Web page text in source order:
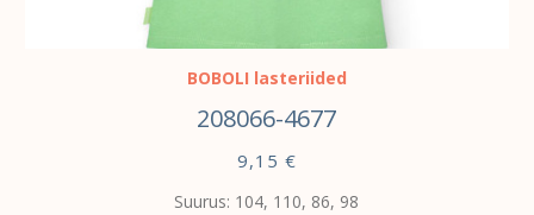
VALI
BOBOLI lasteriided
208066-4677
9,15 €
Suurus: 104, 110, 86, 98